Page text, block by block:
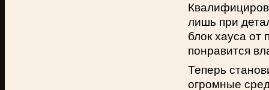
лишь при
блок хауса от
понравится
Теперь
огромные